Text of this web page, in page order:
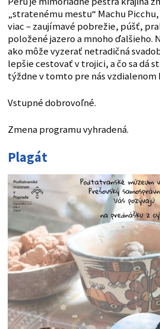
„stratenému mestu“ Machu
viac – zaujímavé pobrežie, púšť,
položené jazero a mnoho ďalšieho.
ako môže vyzerať netradičná
lepšie cestovať v trojici, a čo sa dá
týždne v tomto pre nás vzdialenom
Vstupné dobrovoľné.
Zmena programu vyhradená.
Plagát